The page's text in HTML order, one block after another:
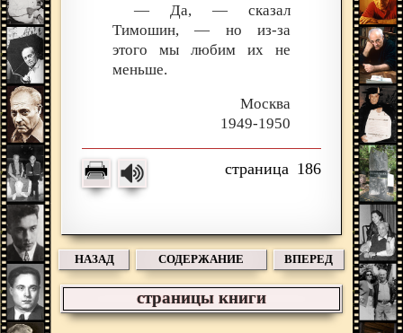
— Да, — сказал
Тимошин, — но из-за
этого мы любим их не
меньше.
Москва
1949-1950
186
НАЗАД СОДЕРЖАНИЕ ВПЕРЕД
страницы книги